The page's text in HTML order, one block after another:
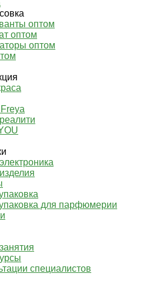
оптом
оптом
оптом
для парфюмерии
специалистов